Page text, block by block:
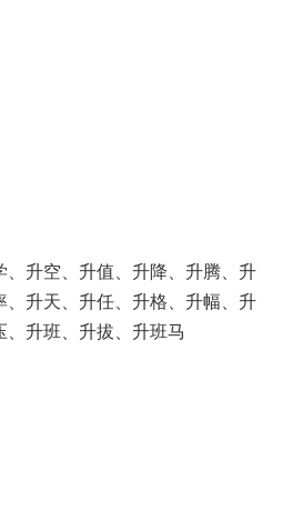
升空、升值、升降、升腾、升
升天、升任、升格、升幅、升
升班、升拔、升班马